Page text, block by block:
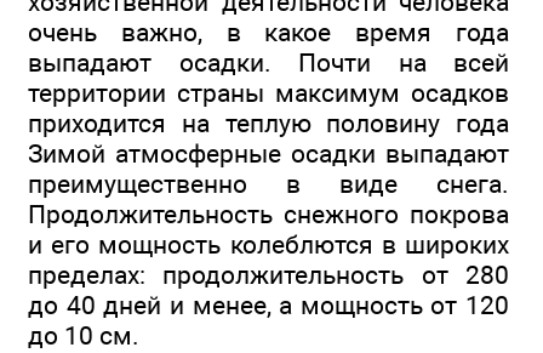
очень важно, в какое время года
выпадают осадки. Почти на всей
территории страны максимум осадков
приходится на теплую половину года
Зимой атмосферные осадки выпадают
преимущественно в виде снега.
Продолжительность снежного покрова
и его мощность колеблются в широких
пределах: продолжительность от 280
до 40 дней и менее, а мощность от 120
до 10 см.